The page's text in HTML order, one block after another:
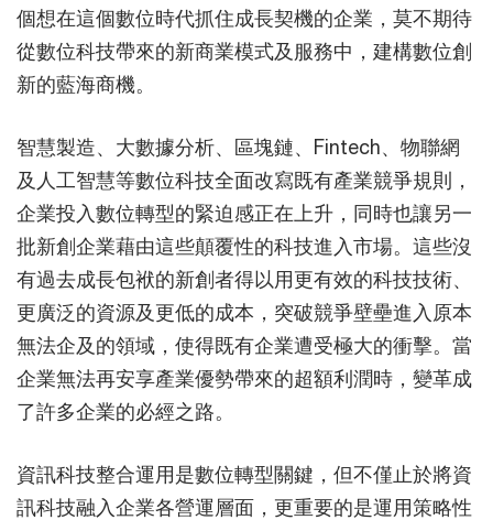
個想在這個數位時代抓住成長契機的企業，莫不期待
從數位科技帶來的新商業模式及服務中，建構數位創
新的藍海商機。
智慧製造、大數據分析、區塊鏈、Fintech、物聯網
及人工智慧等數位科技全面改寫既有產業競爭規則，
企業投入數位轉型的緊迫感正在上升，同時也讓另一
批新創企業藉由這些顛覆性的科技進入市場。這些沒
有過去成長包袱的新創者得以用更有效的科技技術、
更廣泛的資源及更低的成本，突破競爭壁壘進入原本
無法企及的領域，使得既有企業遭受極大的衝擊。當
企業無法再安享產業優勢帶來的超額利潤時，變革成
了許多企業的必經之路。
資訊科技整合運用是數位轉型關鍵，但不僅止於將資
訊科技融入企業各營運層面，更重要的是運用策略性